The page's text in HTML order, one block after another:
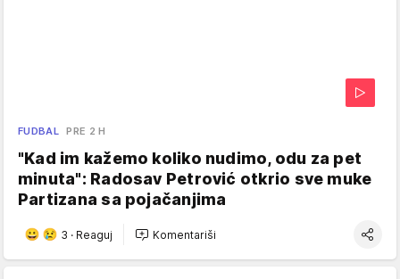
FUDBAL PRE 2 H
"Kad im kažemo koliko nudimo, odu za pet
minuta": Radosav Petrović otkrio sve muke
Partizana sa pojačanjima
3 · Reaguj Komentariši